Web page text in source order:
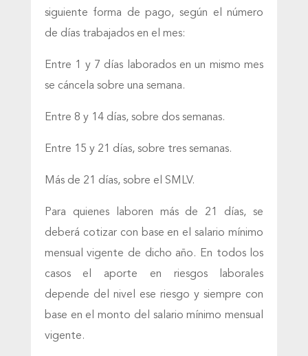
siguiente forma de pago, según el número
de días trabajados en el mes:
Entre 1 y 7 días laborados en un mismo mes
se cáncela sobre una semana.
Entre 8 y 14 días, sobre dos semanas.
Entre 15 y 21 días, sobre tres semanas.
Más de 21 días, sobre el SMLV.
Para quienes laboren más de 21 días, se
deberá cotizar con base en el salario mínimo
mensual vigente de dicho año. En todos los
casos el aporte en riesgos laborales
depende del nivel ese riesgo y siempre con
base en el monto del salario mínimo mensual
vigente.